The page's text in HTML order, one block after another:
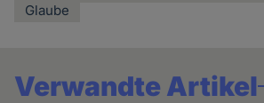
Glaube
Verwandte Artikel